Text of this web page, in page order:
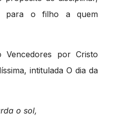
para o filho a quem
Vencedores por Cristo
intitulada O dia da
o sol,